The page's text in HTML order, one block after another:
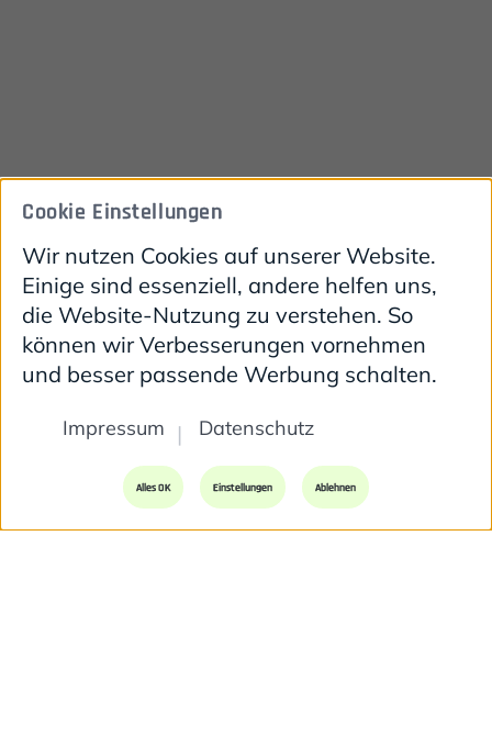
Cookie Einstellungen
Wir nutzen Cookies auf unserer Website.
Einige sind essenziell, andere helfen uns,
die Website-Nutzung zu verstehen. So
können wir Verbesserungen vornehmen
und besser passende Werbung schalten.
Impressum Datenschutz
Alles OK Einstellungen Ablehnen